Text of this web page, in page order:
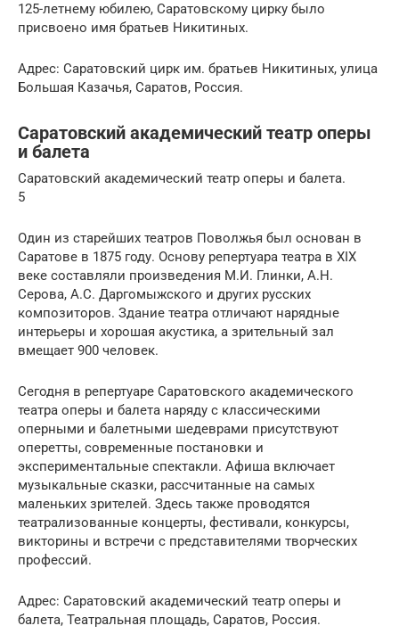
125-летнему юбилею, Саратовскому цирку было
присвоено имя братьев Никитиных.
Адрес: Саратовский цирк им. братьев Никитиных, улица
Большая Казачья, Саратов, Россия.
Саратовский академический театр оперы
и балета
Саратовский академический театр оперы и балета.
5
Один из старейших театров Поволжья был основан в
Саратове в 1875 году. Основу репертуара театра в XIX
веке составляли произведения М.И. Глинки, А.Н.
Серова, А.С. Даргомыжского и других русских
композиторов. Здание театра отличают нарядные
интерьеры и хорошая акустика, а зрительный зал
вмещает 900 человек.
Сегодня в репертуаре Саратовского академического
театра оперы и балета наряду с классическими
оперными и балетными шедеврами присутствуют
оперетты, современные постановки и
экспериментальные спектакли. Афиша включает
музыкальные сказки, рассчитанные на самых
маленьких зрителей. Здесь также проводятся
театрализованные концерты, фестивали, конкурсы,
викторины и встречи с представителями творческих
профессий.
Адрес: Саратовский академический театр оперы и
балета, Театральная площадь, Саратов, Россия.